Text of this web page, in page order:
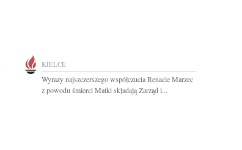
KIELCE
Wyrazy najszczerszego współczucia Renacie Marzec
z powodu śmierci Matki składają Zarząd i...